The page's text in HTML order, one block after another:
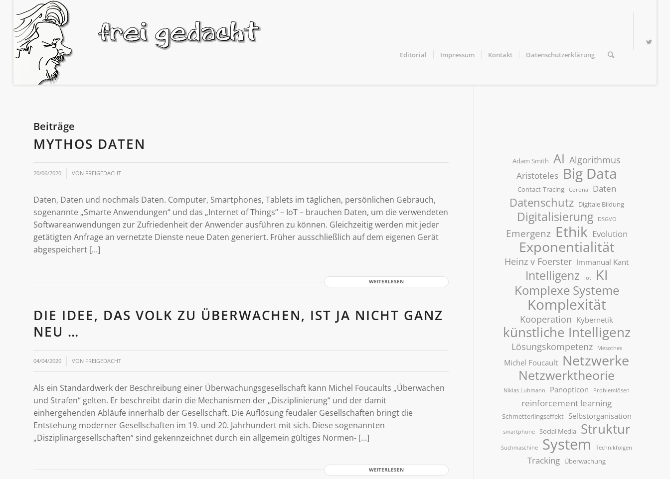
Editorial Impressum Kontakt Datenschutzerklärung
Beiträge
MYTHOS DATEN
20/06/2020 VON FREIGEDACHT
Daten, Daten und nochmals Daten. Computer, Smartphones, Tablets im täglichen, persönlichen Gebrauch,
sogenannte „Smarte Anwendungen“ und das „Internet of Things“ – IoT – brauchen Daten, um die verwendeten
Softwareanwendungen zur Zufriedenheit der Anwender ausführen zu können. Gleichzeitig werden mit jeder
getätigten Anfrage an vernetzte Dienste neue Daten generiert. Früher ausschließlich auf dem eigenen Gerät
abgespeichert […]
WEITERLESEN
DIE IDEE, DAS VOLK ZU ÜBERWACHEN, IST JA NICHT GANZ
NEU …
04/04/2020 VON FREIGEDACHT
Als ein Standardwerk der Beschreibung einer Überwachungsgesellschaft kann Michel Foucaults „Überwachen
und Strafen“ gelten. Er beschreibt darin die Mechanismen der „Disziplinierung“ und der damit
einhergehenden Abläufe innerhalb der Gesellschaft. Die Auflösung feudaler Gesellschaften bringt die
Entstehung moderner Gesellschaften im 19. und 20. Jahrhundert mit sich. Diese sogenannten
„Disziplinargesellschaften“ sind gekennzeichnet durch ein allgemein gültiges Normen- […]
WEITERLESEN
Adam Smith AI Algorithmus
Aristoteles Big Data
Contact-Tracing Corona Daten
Datenschutz Digitale Bildung
Digitalisierung DSGVO
Emergenz Ethik Evolution
Exponentialität
Heinz v Foerster Immanual Kant
Intelligenz iot KI
Komplexe Systeme
Komplexität
Kooperation Kybernetik
künstliche Intelligenz
Lösungskompetenz Mesothes
Michel Foucault Netzwerke
Netzwerktheorie
Niklas Luhmann Panopticon Problemlösen
reinforcement learning
Schmetterlingseffekt Selbstorganisation
smartphone Social Media Struktur
Suchmaschine System Technikfolgen
Tracking Überwachung